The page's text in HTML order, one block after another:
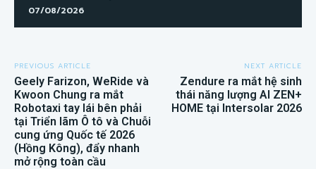
07/08/2026
PREVIOUS ARTICLE
Geely Farizon, WeRide và
Kwoon Chung ra mắt
Robotaxi tay lái bên phải
tại Triển lãm Ô tô và Chuỗi
cung ứng Quốc tế 2026
(Hồng Kông), đẩy nhanh
mở rộng toàn cầu
NEXT ARTICLE
Zendure ra mắt hệ sinh
thái năng lượng AI ZEN+
HOME tại Intersolar 2026